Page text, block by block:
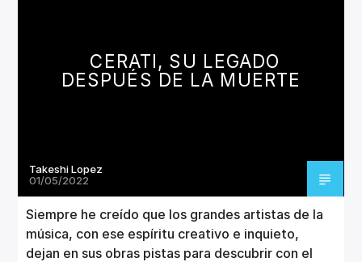
CERATI, SU LEGADO
DESPUÉS DE LA MUERTE
Takeshi Lopez
01/05/2022
Siempre he creído que los grandes artistas de la
música, con ese espíritu creativo e inquieto,
dejan en sus obras pistas para descubrir con el